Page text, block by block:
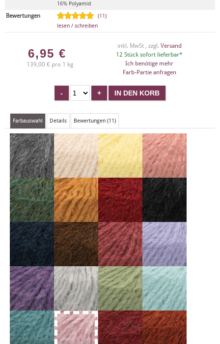
16% Polyamid
Bewertungen
(11)
lesen / schreiben
6,95 €
139,00 € pro 1 kg
inkl. MwSt , zzgl. Versand
12 Stück sofort lieferbar*
Ich benötige mehr
Farb-Partie anfragen
Farbauswahl Details Bewertungen (11)